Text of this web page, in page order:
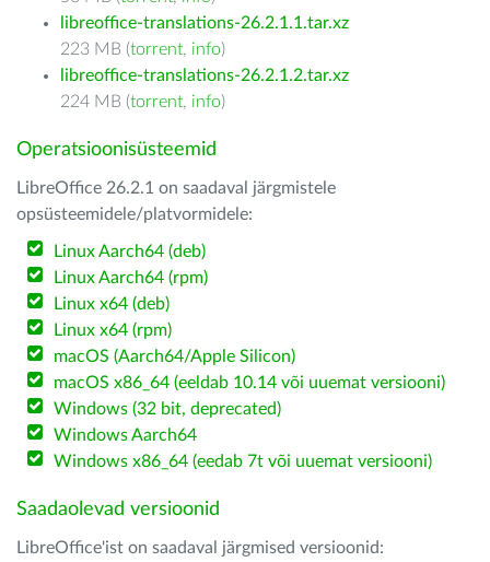
libreoffice-translations-26.2.1.1.tar.xz
223 MB (torrent, info)
libreoffice-translations-26.2.1.2.tar.xz
224 MB (torrent, info)
Operatsioonisüsteemid
LibreOffice 26.2.1 on saadaval järgmistele
opsüsteemidele/platvormidele:
Linux Aarch64 (deb)
Linux Aarch64 (rpm)
Linux x64 (deb)
Linux x64 (rpm)
macOS (Aarch64/Apple Silicon)
macOS x86_64 (eeldab 10.14 või uuemat versiooni)
Windows (32 bit, deprecated)
Windows Aarch64
Windows x86_64 (eedab 7t või uuemat versiooni)
Saadaolevad versioonid
LibreOffice'ist on saadaval järgmised versioonid: